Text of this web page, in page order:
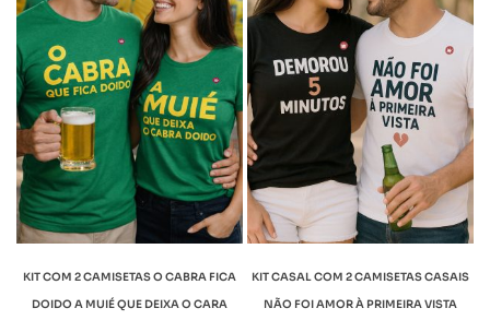
KIT COM 2 CAMISETAS O CABRA FICA
DOIDO A MUIÉ QUE DEIXA O CARA
KIT CASAL COM 2 CAMISETAS CASAIS
NÃO FOI AMOR À PRIMEIRA VISTA